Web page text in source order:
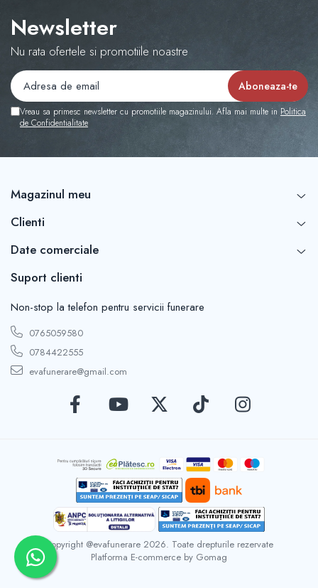
Newsletter
Nu rata ofertele si promotiile noastre
Vreau sa primesc newsletter cu promotiile magazinului. Afla mai multe in Politica
de Confidentialitate
Magazinul meu
Clienti
Date comerciale
Suport clienti
Non-stop la telefon pentru servicii funerare
0765059580
0784422555
evafunerare@gmail.com
Copyright @evafunerare 2026. Toate drepturile rezervate
Platforma E-commerce by Gomag